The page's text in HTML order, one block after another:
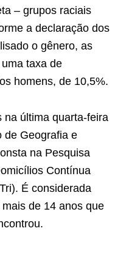
– grupos raciais
a declaração dos
o gênero, as
taxa de
homens, de 10,5%.
na última quarta-feira
de Geografia e
na Pesquisa
Contínua
É considerada
de 14 anos que